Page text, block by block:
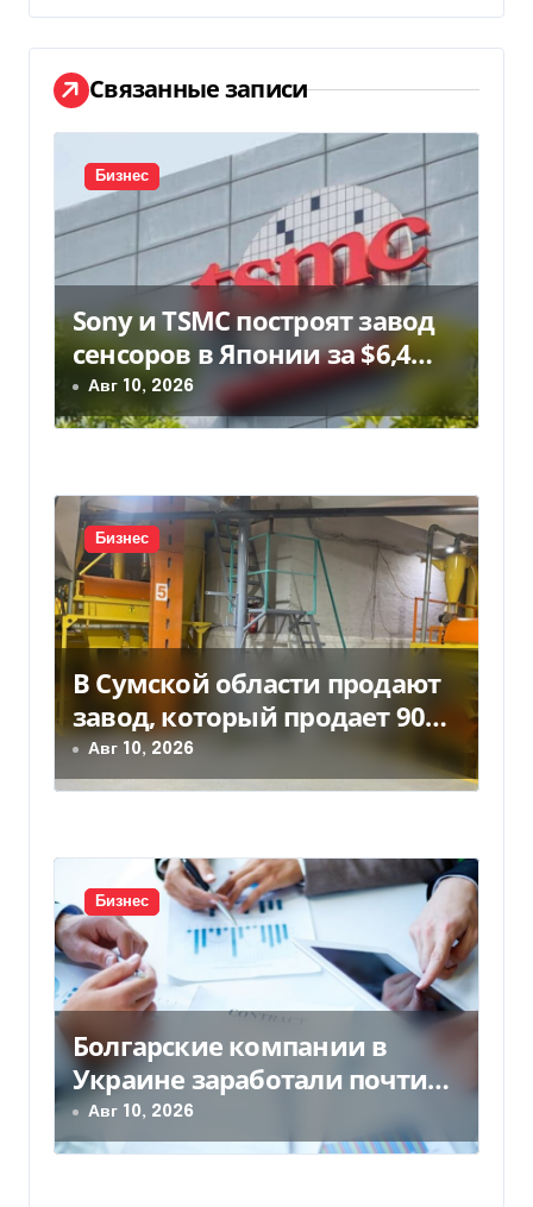
г
а
ц
и
я
п
о
з
а
и
с
я
м
Связанные записи
Бизнес
Sony и TSMC построят завод
сенсоров в Японии за $6,4
млрд
Авг 10, 2026
Бизнес
В Сумской области продают
завод, который продает 90%
товаров за границу
Авг 10, 2026
Бизнес
Болгарские компании в
Украине заработали почти
25 млрд грн в год: кто в
лидерах
Авг 10, 2026